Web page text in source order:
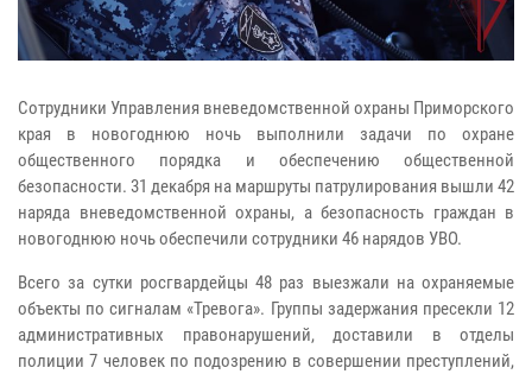
Сотрудники Управления вневедомственной охраны Приморского
края в новогоднюю ночь выполнили задачи по охране
общественного порядка и обеспечению общественной
безопасности. 31 декабря на маршруты патрулирования вышли 42
наряда вневедомственной охраны, а безопасность граждан в
новогоднюю ночь обеспечили сотрудники 46 нарядов УВО.
Всего за сутки росгвардейцы 48 раз выезжали на охраняемые
объекты по сигналам «Тревога». Группы задержания пресекли 12
административных правонарушений, доставили в отделы
полиции 7 человек по подозрению в совершении преступлений,